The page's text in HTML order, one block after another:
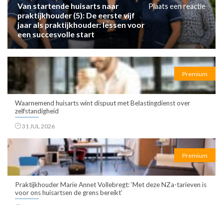
Van startende huisarts naar
praktijkhouder (5): De eerste vijf
jaar als praktijkhouder: lessen voor
een succesvolle start
Plaats een reactie
Premium
Waarnemend huisarts wint dispuut met Belastingdienst over
zelfstandigheid
31 JUL 2026
Premium
Praktijkhouder Marie Annet Vollebregt: ‘Met deze NZa-tarieven is
voor ons huisartsen de grens bereikt’